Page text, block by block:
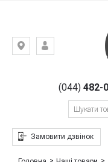
Київ,
Гоголівська,(044)482-
Замовити дзвінок